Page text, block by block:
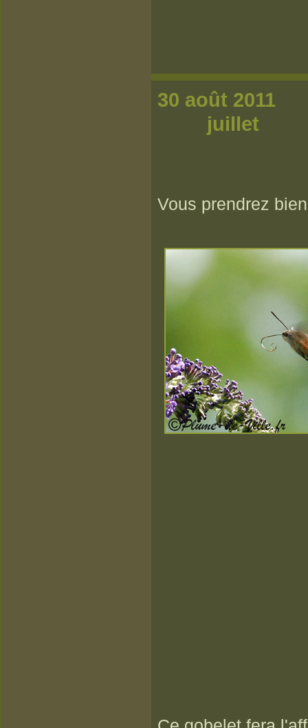
30
juillet
Vous prendrez